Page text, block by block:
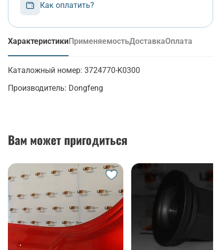
Как оплатить?
Характеристики
(активная вкладка)
ПрименяемостьДоставкаОплата
Каталожный номер: 3724770-K0300
Производитель: Dongfeng
Вам может пригодиться